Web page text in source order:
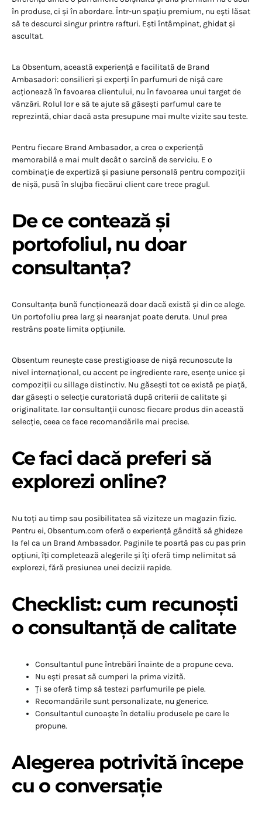
în produse, ci și în abordare. Într-un spațiu premium, nu ești lăsat
să te descurci singur printre rafturi. Ești întâmpinat, ghidat și
ascultat.
La Obsentum, această experiență e facilitată de Brand
Ambasadori: consilieri și experți în parfumuri de nișă care
acționează în favoarea clientului, nu în favoarea unui target de
vânzări. Rolul lor e să te ajute să găsești parfumul care te
reprezintă, chiar dacă asta presupune mai multe vizite sau teste.
Pentru fiecare Brand Ambasador, a crea o experiență
memorabilă e mai mult decât o sarcină de serviciu. E o
combinație de expertiză și pasiune personală pentru compoziții
de nișă, pusă în slujba fiecărui client care trece pragul.
De ce contează și
portofoliul, nu doar
consultanța?
Consultanța bună funcționează doar dacă există și din ce alege.
Un portofoliu prea larg și nearanjat poate deruta. Unul prea
restrâns poate limita opțiunile.
Obsentum reunește case prestigioase de nișă recunoscute la
nivel internațional, cu accent pe ingrediente rare, esențe unice și
compoziții cu sillage distinctiv. Nu găsești tot ce există pe piață,
dar găsești o selecție curatoriată după criterii de calitate și
originalitate. Iar consultanții cunosc fiecare produs din această
selecție, ceea ce face recomandările mai precise.
Ce faci dacă preferi să
explorezi online?
Nu toți au timp sau posibilitatea să viziteze un magazin fizic.
Pentru ei, Obsentum.com oferă o experiență gândită să ghideze
la fel ca un Brand Ambasador. Paginile te poartă pas cu pas prin
opțiuni, îți completează alegerile și îți oferă timp nelimitat să
explorezi, fără presiunea unei decizii rapide.
Checklist: cum recunoști
o consultanță de calitate
Consultantul pune întrebări înainte de a propune ceva.
Nu ești presat să cumperi la prima vizită.
Ți se oferă timp să testezi parfumurile pe piele.
Recomandările sunt personalizate, nu generice.
Consultantul cunoaște în detaliu produsele pe care le
propune.
Alegerea potrivită începe
cu o conversație